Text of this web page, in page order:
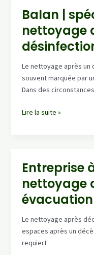
après
décès,
intervention
rapide
24/7
Balan |
nettoyage
Le nettoyage après un
souvent marquée par
Dans des
Balan
après
décès
et
désinfection
complète
Lire la suite »
Entreprise
nettoyage
Le nettoyage après
espaces après un
requiert